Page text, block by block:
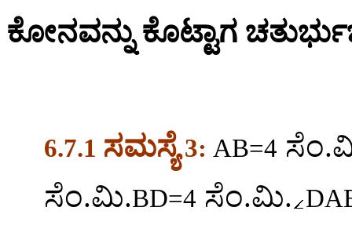
ಕೋನವನ್ನು ಕೊಟ್ಟಾಗ
6.7.1 ಸಮಸ್ಯೆ 3: AB=4 ಸೆಂ.
ಸೆಂ.ಮಿ.BD=4 ಸೆಂ.ಮಿ.